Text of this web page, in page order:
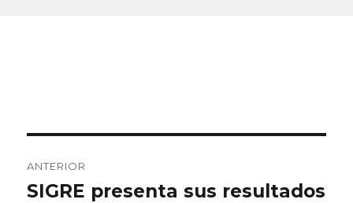
de
ANTERIOR
Entrada
SIGRE presenta sus resultados